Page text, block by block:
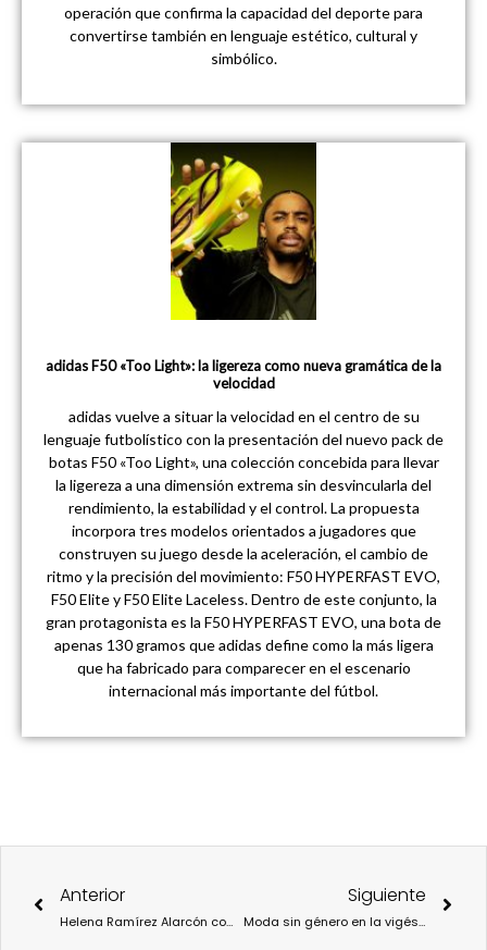
operación que confirma la capacidad del deporte para
convertirse también en lenguaje estético, cultural y
simbólico.
adidas F50 «Too Light»: la ligereza como nueva gramática de la
velocidad
adidas vuelve a situar la velocidad en el centro de su
lenguaje futbolístico con la presentación del nuevo pack de
botas F50 «Too Light», una colección concebida para llevar
la ligereza a una dimensión extrema sin desvincularla del
rendimiento, la estabilidad y el control. La propuesta
incorpora tres modelos orientados a jugadores que
construyen su juego desde la aceleración, el cambio de
ritmo y la precisión del movimiento: F50 HYPERFAST EVO,
F50 Elite y F50 Elite Laceless. Dentro de este conjunto, la
gran protagonista es la F50 HYPERFAST EVO, una bota de
apenas 130 gramos que adidas define como la más ligera
que ha fabricado para comparecer en el escenario
internacional más importante del fútbol.
Anterior
Helena Ramírez Alarcón comparte las experiencias de su Columna de Moda con los lectores de Fashion WEEK Magazine.
Siguiente
Moda sin género en la vigésimo octava edición de 080 Barcelona Fashion Week.